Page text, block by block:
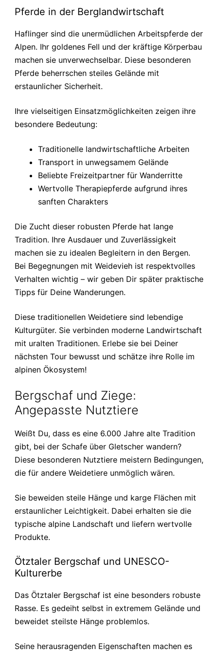
Pferde in der Berglandwirtschaft
Haflinger sind die unermüdlichen Arbeitspferde der
Alpen. Ihr goldenes Fell und der kräftige Körperbau
machen sie unverwechselbar. Diese besonderen
Pferde beherrschen steiles Gelände mit
erstaunlicher Sicherheit.
Ihre vielseitigen Einsatzmöglichkeiten zeigen ihre
besondere Bedeutung:
Traditionelle landwirtschaftliche Arbeiten
Transport in unwegsamem Gelände
Beliebte Freizeitpartner für Wanderritte
Wertvolle Therapiepferde aufgrund ihres
sanften Charakters
Die Zucht dieser robusten Pferde hat lange
Tradition. Ihre Ausdauer und Zuverlässigkeit
machen sie zu idealen Begleitern in den Bergen.
Bei Begegnungen mit Weidevieh ist respektvolles
Verhalten wichtig – wir geben Dir später praktische
Tipps für Deine Wanderungen.
Diese traditionellen Weidetiere sind lebendige
Kulturgüter. Sie verbinden moderne Landwirtschaft
mit uralten Traditionen. Erlebe sie bei Deiner
nächsten Tour bewusst und schätze ihre Rolle im
alpinen Ökosystem!
Bergschaf und Ziege:
Angepasste Nutztiere
Weißt Du, dass es eine 6.000 Jahre alte Tradition
gibt, bei der Schafe über Gletscher wandern?
Diese besonderen Nutztiere meistern Bedingungen,
die für andere Weidetiere unmöglich wären.
Sie beweiden steile Hänge und karge Flächen mit
erstaunlicher Leichtigkeit. Dabei erhalten sie die
typische alpine Landschaft und liefern wertvolle
Produkte.
Ötztaler Bergschaf und UNESCO-
Kulturerbe
Das Ötztaler Bergschaf ist eine besonders robuste
Rasse. Es gedeiht selbst in extremem Gelände und
beweidet steilste Hänge problemlos.
Seine herausragenden Eigenschaften machen es